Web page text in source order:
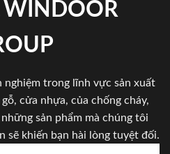
WINDOOR
nghiệm trong lĩnh vực sản xuất
cửa nhựa, của chống cháy,
sản phẩm mà chúng tôi
sẽ khiến bạn hài lòng tuyệt đối.